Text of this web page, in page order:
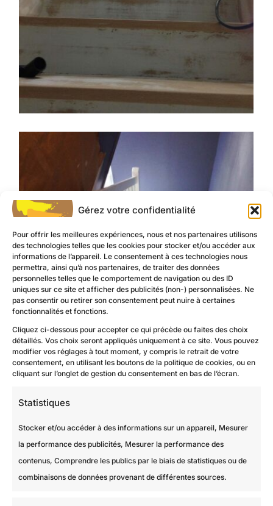
Gérez votre confidentialité
Pour offrir les meilleures expériences, nous et nos partenaires utilisons
des technologies telles que les cookies pour stocker et/ou accéder aux
informations de l’appareil. Le consentement à ces technologies nous
permettra, ainsi qu’à nos partenaires, de traiter des données
personnelles telles que le comportement de navigation ou des ID
uniques sur ce site et afficher des publicités (non-) personnalisées. Ne
pas consentir ou retirer son consentement peut nuire à certaines
fonctionnalités et fonctions.
Cliquez ci-dessous pour accepter ce qui précède ou faites des choix
détaillés. Vos choix seront appliqués uniquement à ce site. Vous pouvez
modifier vos réglages à tout moment, y compris le retrait de votre
consentement, en utilisant les boutons de la politique de cookies, ou en
cliquant sur l’onglet de gestion du consentement en bas de l’écran.
Statistiques
Stocker et/ou accéder à des informations sur un appareil, Mesurer
la performance des publicités, Mesurer la performance des
contenus, Comprendre les publics par le biais de statistiques ou de
combinaisons de données provenant de différentes sources.